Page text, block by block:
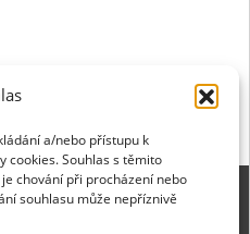
a/nebo přístupu k
cookies. Souhlas s těmito
chování při procházení nebo
souhlasu může nepříznivě